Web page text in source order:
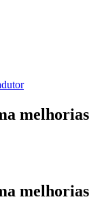
melhorias
melhorias